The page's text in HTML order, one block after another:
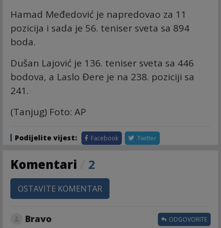
Hamad Međedović je napredovao za 11
pozicija i sada je 56. teniser sveta sa 894
boda.
Dušan Lajović je 136. teniser sveta sa 446
bodova, a Laslo Đere je na 238. poziciji sa
241.
(Tanjug) Foto: AP
Podijelite vijest: Facebook Twitter
Komentari 2
OSTAVITE KOMENTAR
Bravo ODGOVORITE